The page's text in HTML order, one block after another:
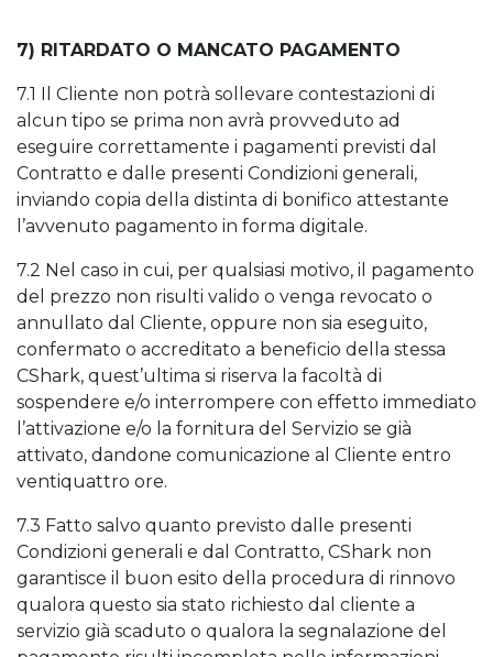
7) RITARDATO O MANCATO PAGAMENTO
7.1 Il Cliente non potrà sollevare contestazioni di
alcun tipo se prima non avrà provveduto ad
eseguire correttamente i pagamenti previsti dal
Contratto e dalle presenti Condizioni generali,
inviando copia della distinta di bonifico attestante
l’avvenuto pagamento in forma digitale.
7.2 Nel caso in cui, per qualsiasi motivo, il pagamento
del prezzo non risulti valido o venga revocato o
annullato dal Cliente, oppure non sia eseguito,
confermato o accreditato a beneficio della stessa
CShark, quest’ultima si riserva la facoltà di
sospendere e/o interrompere con effetto immediato
l’attivazione e/o la fornitura del Servizio se già
attivato, dandone comunicazione al Cliente entro
ventiquattro ore.
7.3 Fatto salvo quanto previsto dalle presenti
Condizioni generali e dal Contratto, CShark non
garantisce il buon esito della procedura di rinnovo
qualora questo sia stato richiesto dal cliente a
servizio già scaduto o qualora la segnalazione del